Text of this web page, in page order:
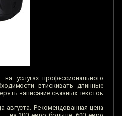
услугах профессионального
втискивать длинные
написание связных текстов
августа. Рекомендованная цена